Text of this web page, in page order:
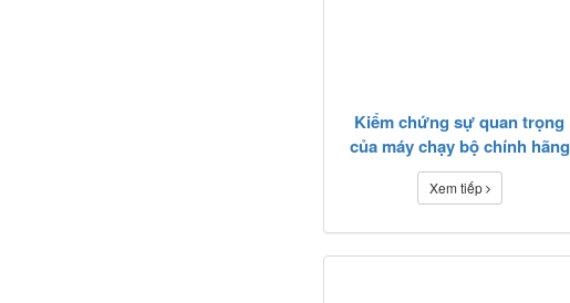
Kiểm chứng sự quan trọng
của máy chạy bộ chính hãng
Xem tiếp